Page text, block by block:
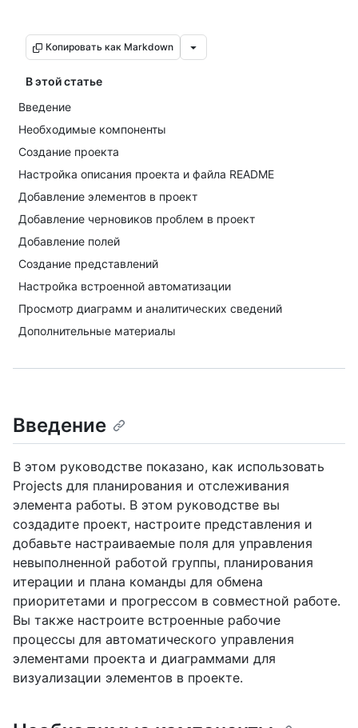
Копировать как Markdown
В этой статье
Введение
Необходимые компоненты
Создание проекта
Настройка описания проекта и файла README
Добавление элементов в проект
Добавление черновиков проблем в проект
Добавление полей
Создание представлений
Настройка встроенной автоматизации
Просмотр диаграмм и аналитических сведений
Дополнительные материалы
Введение
В этом руководстве показано, как использовать
Projects для планирования и отслеживания
элемента работы. В этом руководстве вы
создадите проект, настроите представления и
добавьте настраиваемые поля для управления
невыполненной работой группы, планирования
итерации и плана команды для обмена
приоритетами и прогрессом в совместной работе.
Вы также настроите встроенные рабочие
процессы для автоматического управления
элементами проекта и диаграммами для
визуализации элементов в проекте.